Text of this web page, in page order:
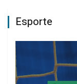
Esporte